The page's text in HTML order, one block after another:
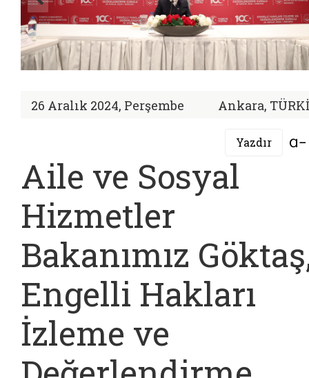
26 Aralık 2024, Perşembe Ankara,
Yazdır
Aile ve Sosyal
Hizmetler
Bakanımız
Engelli Hakları
İzleme ve